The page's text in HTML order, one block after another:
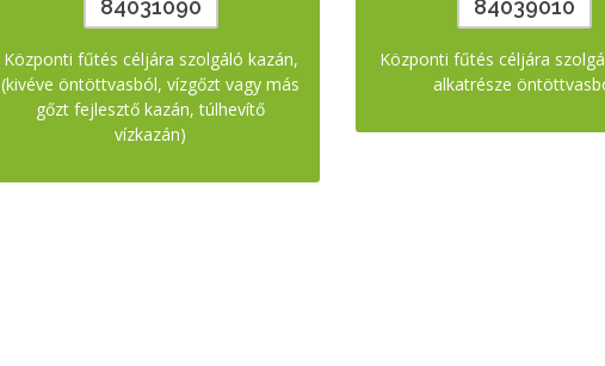
84031090
Központi fűtés céljára szolgáló kazán,
(kivéve öntöttvasból, vízgőzt vagy más
gőzt fejlesztő kazán, túlhevítő
vízkazán)
84039010
Központi fűtés céljára
alkatrésze